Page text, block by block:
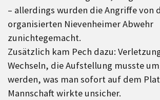
– allerdings wurden die Angriffe von
organisierten Nievenheimer Abwehr
zunichtegemacht.
Zusätzlich kam Pech dazu:
Wechseln, die Aufstellung musste
werden, was man sofort auf dem
Mannschaft wirkte unsicher.